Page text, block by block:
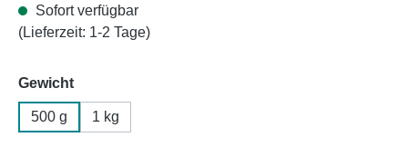
Sofort verfügbar
(Lieferzeit: 1-2 Tage)
Gewichtauswählen
500 g 1 kg